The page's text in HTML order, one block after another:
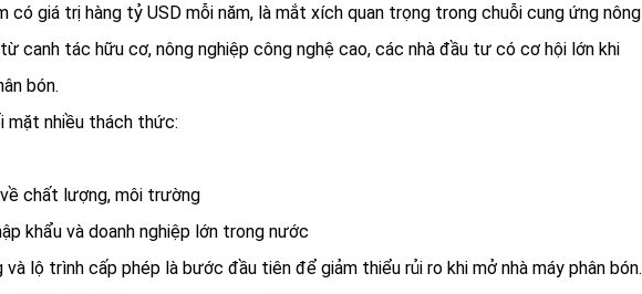
có giá trị hàng tỷ USD mỗi năm, là mắt xích quan trọng trong chuỗi cung ứng nông
canh tác hữu cơ, nông nghiệp công nghệ cao, các nhà đầu tư có cơ hội lớn khi
bón.
mặt nhiều thách thức:
chất lượng, môi trường
khẩu và doanh nghiệp lớn trong nước
lộ trình cấp phép là bước đầu tiên để giảm thiểu rủi ro khi mở nhà máy phân bón.